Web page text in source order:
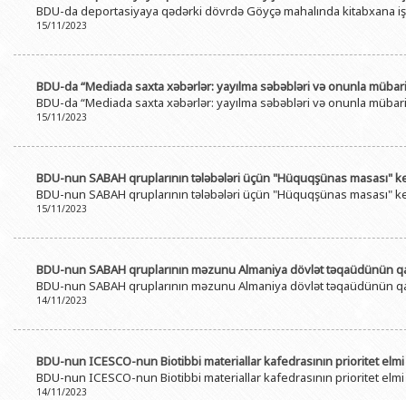
BDU-nun məzunları
BDU-da tədris olunan ixtisaslar
İnsan resursları və hüquq şöbəsi
Keyfiyyətin təminatı, monitorinq
İdman-sağlamlıq Mərkəzi
Geologiya fakültəsi
Beynəlxalq
İnformasiya və
Publik
BDU-da deportasiyaya qədərki dövrdə Göyçə mahalında kitabxana işi
15/11/2023
BDU-da “Mediada saxta xəbərlər: yayılma səbəbləri və onunla
BDU-da “Mediada saxta xəbərlər: yayılma səbəbləri və onunla
15/11/2023
BDU-nun SABAH qruplarının tələbələri üçün "Hüquqşünas masası"
BDU-nun SABAH qruplarının tələbələri üçün "Hüquqşünas masası"
15/11/2023
BDU-nun SABAH qruplarının məzunu Almaniya dövlət təqaüdünün
BDU-nun SABAH qruplarının məzunu Almaniya dövlət təqaüdünün
14/11/2023
BDU-nun IСESCO-nun Biotibbi materiallar kafedrasının prioritet
BDU-nun IСESCO-nun Biotibbi materiallar kafedrasının prioritet
14/11/2023